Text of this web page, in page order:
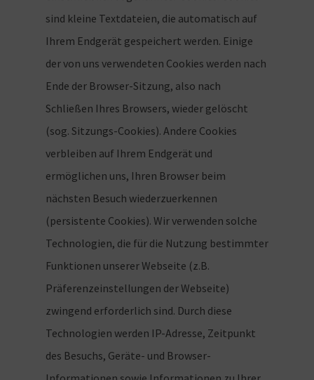
sind kleine Textdateien, die automatisch auf
Ihrem Endgerät gespeichert werden. Einige
der von uns verwendeten Cookies werden nach
Ende der Browser-Sitzung, also nach
Schließen Ihres Browsers, wieder gelöscht
(sog. Sitzungs-Cookies). Andere Cookies
verbleiben auf Ihrem Endgerät und
ermöglichen uns, Ihren Browser beim
nächsten Besuch wiederzuerkennen
(persistente Cookies). Wir verwenden solche
Technologien, die für die Nutzung bestimmter
Funktionen unserer Webseite (z.B.
Präferenzeinstellungen der Webseite)
zwingend erforderlich sind. Durch diese
Technologien werden IP-Adresse, Zeitpunkt
des Besuchs, Geräte- und Browser-